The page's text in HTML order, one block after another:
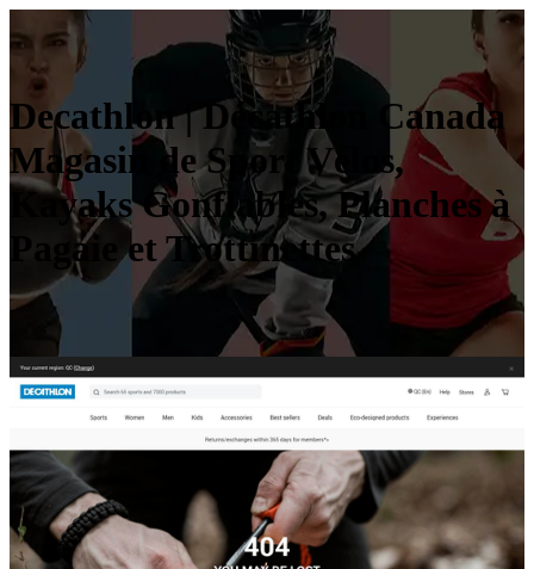
Decathlon | Décathlon Canada
Magasin de Sport Vélos,
Kayaks Gonflables, Planches à
Pagaie et Trot­ti­net­tes